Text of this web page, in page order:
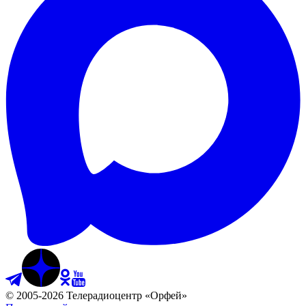
© 2005-2026 Телерадиоцентр «Орфей»